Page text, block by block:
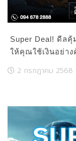
Super Deal! ดีล
ให้คุณใช้เงินอย่า
2 กรกฎาคม 2568